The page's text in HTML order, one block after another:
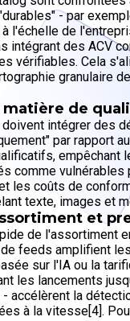
- par
l'échelle de
intégrant des ACV
vérifiables. Cela
granulaire
matière de
intégrer des
par rapport
empêchant
comme
les coûts de
texte, images et
et
de l'assortiment
feeds amplifient
sur l'IA ou la
les lancements
- accélèrent la
à la vitesse[4].